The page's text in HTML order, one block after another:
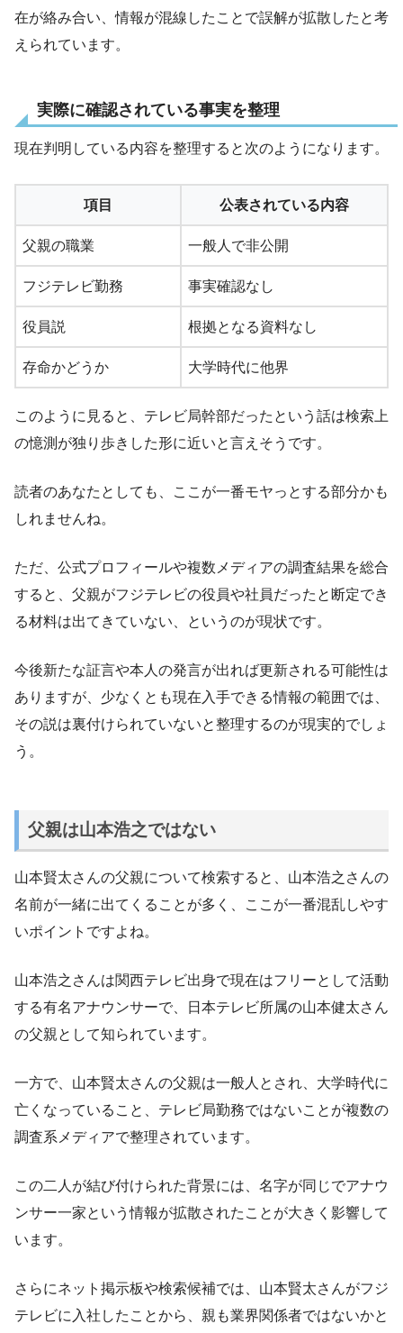
在が絡み合い、情報が混線したことで誤解が拡散したと考
えられています。
実際に確認されている事実を整理
現在判明している内容を整理すると次のようになります。
項目 公表されている内容
父親の職業 一般人で非公開
フジテレビ勤務 事実確認なし
役員説 根拠となる資料なし
存命かどうか 大学時代に他界
このように見ると、テレビ局幹部だったという話は検索上
の憶測が独り歩きした形に近いと言えそうです。
読者のあなたとしても、ここが一番モヤっとする部分かも
しれませんね。
ただ、公式プロフィールや複数メディアの調査結果を総合
すると、父親がフジテレビの役員や社員だったと断定でき
る材料は出てきていない、というのが現状です。
今後新たな証言や本人の発言が出れば更新される可能性は
ありますが、少なくとも現在入手できる情報の範囲では、
その説は裏付けられていないと整理するのが現実的でしょ
う。
父親は山本浩之ではない
山本賢太さんの父親について検索すると、山本浩之さんの
名前が一緒に出てくることが多く、ここが一番混乱しやす
いポイントですよね。
山本浩之さんは関西テレビ出身で現在はフリーとして活動
する有名アナウンサーで、日本テレビ所属の山本健太さん
の父親として知られています。
一方で、山本賢太さんの父親は一般人とされ、大学時代に
亡くなっていること、テレビ局勤務ではないことが複数の
調査系メディアで整理されています。
この二人が結び付けられた背景には、名字が同じでアナウ
ンサー一家という情報が拡散されたことが大きく影響して
います。
さらにネット掲示板や検索候補では、山本賢太さんがフジ
テレビに入社したことから、親も業界関係者ではないかと